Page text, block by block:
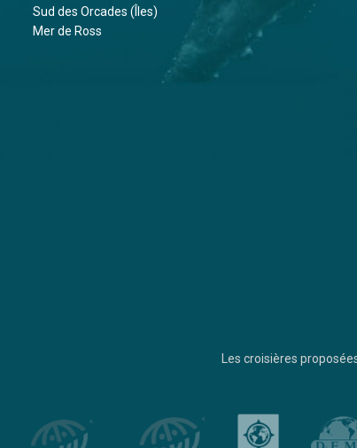
Sud des Orcades (Îles)
Mer de Ross
Les croisières